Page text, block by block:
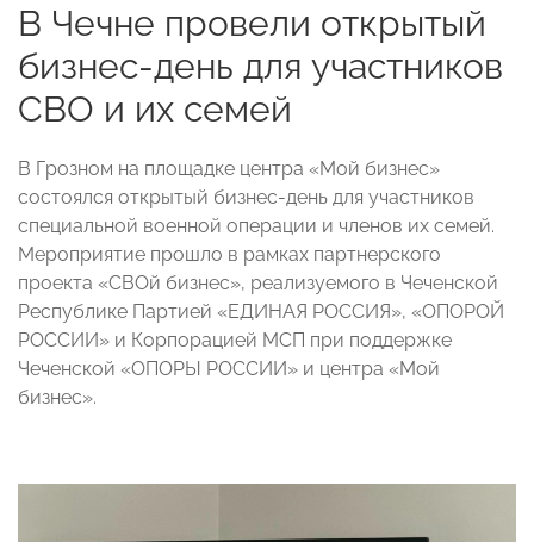
В Чечне провели открытый
бизнес-день для участников
СВО и их семей
В Грозном на площадке центра «Мой бизнес»
состоялся открытый бизнес-день для участников
специальной военной операции и членов их семей.
Мероприятие прошло в рамках партнерского
проекта «СВОй бизнес», реализуемого в Чеченской
Республике Партией «ЕДИНАЯ РОССИЯ», «ОПОРОЙ
РОССИИ» и Корпорацией МСП при поддержке
Чеченской «ОПОРЫ РОССИИ» и центра «Мой
бизнес».